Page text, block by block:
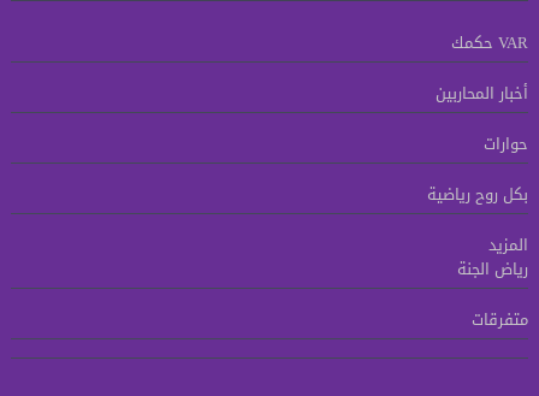
VAR حكمك
أخبار المحاربين
حوارات
بكل روح رياضية
المزيد
رياض الجنة
متفرقات